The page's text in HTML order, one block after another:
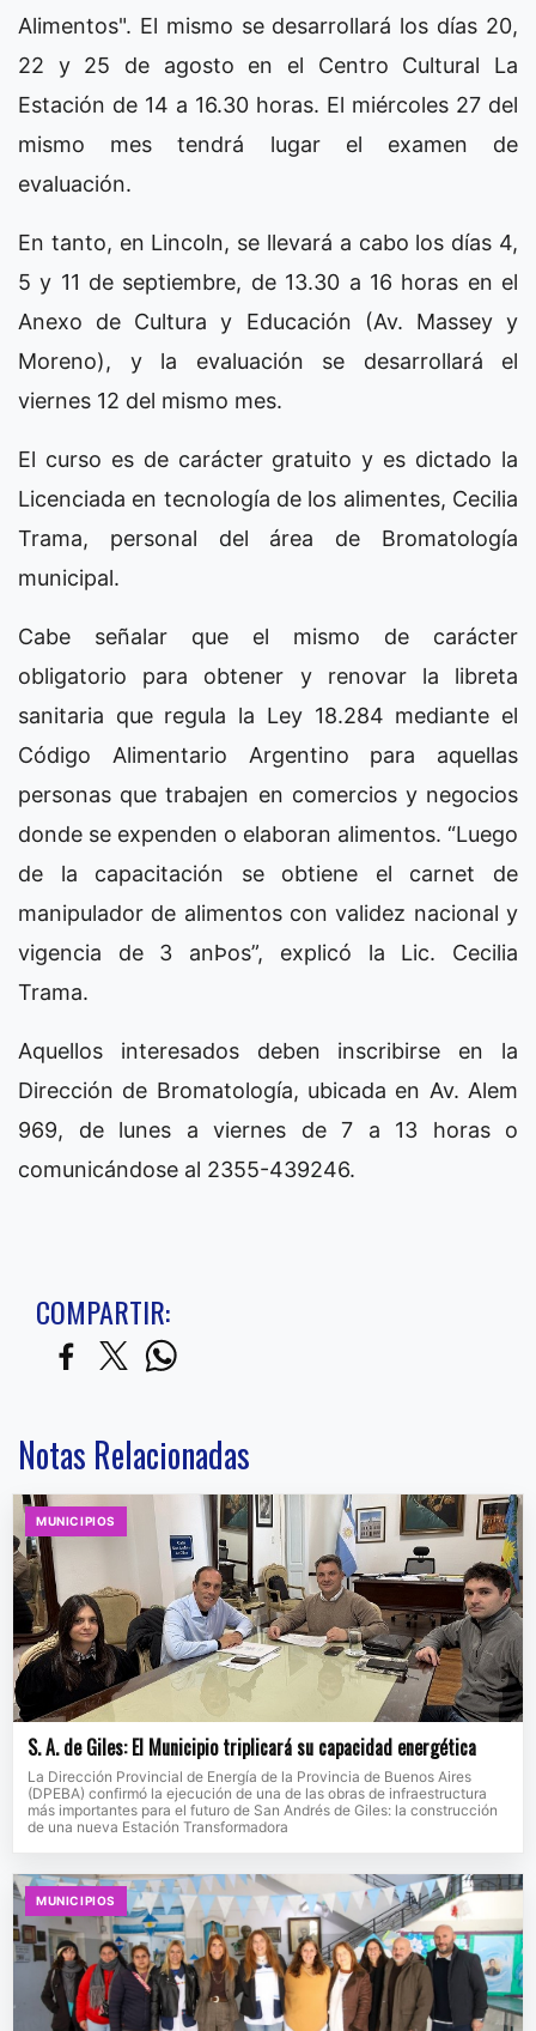
Alimentos". El mismo se desarrollará los días 20,
22 y 25 de agosto en el Centro Cultural La
Estación de 14 a 16.30 horas. El miércoles 27 del
mismo mes tendrá lugar el examen de
evaluación.
En tanto, en Lincoln, se llevará a cabo los días 4,
5 y 11 de septiembre, de 13.30 a 16 horas en el
Anexo de Cultura y Educación (Av. Massey y
Moreno), y la evaluación se desarrollará el
viernes 12 del mismo mes.
El curso es de carácter gratuito y es dictado la
Licenciada en tecnología de los alimentes, Cecilia
Trama, personal del área de Bromatología
municipal.
Cabe señalar que el mismo de carácter
obligatorio para obtener y renovar la libreta
sanitaria que regula la Ley 18.284 mediante el
Código Alimentario Argentino para aquellas
personas que trabajen en comercios y negocios
donde se expenden o elaboran alimentos. “Luego
de la capacitación se obtiene el carnet de
manipulador de alimentos con validez nacional y
vigencia de 3 anÞos”, explicó la Lic. Cecilia
Trama.
Aquellos interesados deben inscribirse en la
Dirección de Bromatología, ubicada en Av. Alem
969, de lunes a viernes de 7 a 13 horas o
comunicándose al 2355-439246.
COMPARTIR:
Notas Relacionadas
MUNICIPIOS
S. A. de Giles: El Municipio triplicará su capacidad energética
La Dirección Provincial de Energía de la Provincia de Buenos Aires
(DPEBA) confirmó la ejecución de una de las obras de infraestructura
más importantes para el futuro de San Andrés de Giles: la construcción
de una nueva Estación Transformadora
MUNICIPIOS